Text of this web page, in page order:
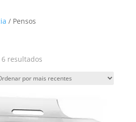
/ Pensos
resultadosOrdenado
mais